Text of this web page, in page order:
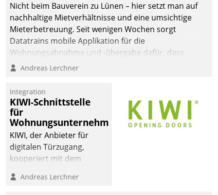
Nicht beim Bauverein zu Lünen – hier setzt man auf
nachhaltige Mietverhältnisse und eine umsichtige
Mieterbetreuung. Seit wenigen Wochen sorgt
Datatrains mobile Applikation für die
Wohnungsabnahme und -übergabe dafür, dass
Mieter wohlgeordnet kommen und, so es sein muss,
Andreas Lerchner
Integration
KIWI-Schnittstelle
für
Wohnungsunternehmen
KIWI, der Anbieter für
digitalen Türzugang,
kooperiert mit dem
Softwareentwicklungshaus
Andreas Lerchner